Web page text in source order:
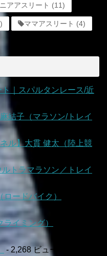
アアスリート (11)
ママアスリート (4)
｜スパルタンレース/近
結子（マラソン/トレイ
ル】大貫 健太（陸上競
トラマラソン／トレイ
ードバイク）
イミング）
- 2,268 ビュー